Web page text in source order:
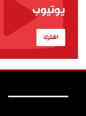
يوتيوب
اشترك